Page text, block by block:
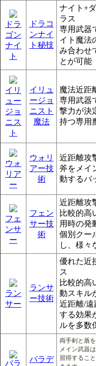
ドラ
ゴン
ナイ
ト
ドラコ
ンナイ
ト秘技
ナイト+
ラス
専用武器
イト魔法
み合わせ
とが可能
イリ
ュー
ジョ
ニス
ト
イリュ
ージョ
ニスト
魔法
魔法近距
専用武器
撃力が決
持つ専用
ウォ
リア
ー
ウォリ
アー技
術
近距離攻
斧をメイ
動するパ
フェ
ンサ
ー
フェン
サー技
術
近距離攻
比較的高
用時の発
個別クー
し、様々
ラン
サー
ランサ
ー技術
優れた近
ス
比較的高
動スキル
近距離/
する効果
ルを多数
パラ
パラデ
両手剣と盾
メイン武器
習得するこ